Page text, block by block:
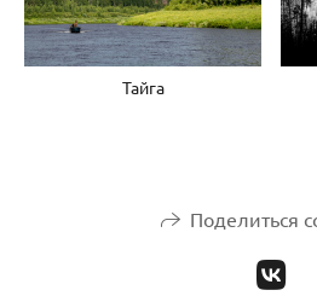
Тайга
Поделиться